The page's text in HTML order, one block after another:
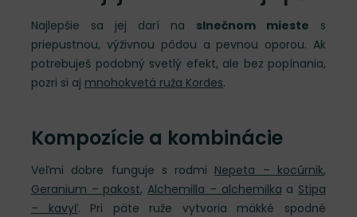
Najlepšie sa jej darí na slnečnom mieste s
priepustnou, výživnou pôdou a pevnou oporou. Ak
potrebuješ podobný svetlý efekt, ale bez popínania,
pozri si aj mnohokvetá ruža Kordes.
Kompozície a kombinácie
Veľmi dobre funguje s rodmi Nepeta – kocúrnik,
Geranium – pakost,Alchemilla – alchemilka a Stipa
– kavyľ. Pri päte ruže vytvoria mäkké spodné